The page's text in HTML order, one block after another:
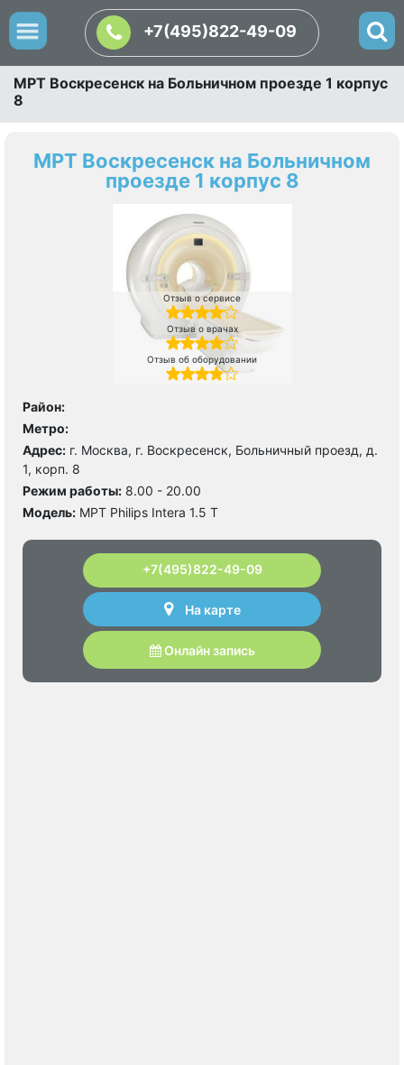
+7(495)822-49-09
МРТ Воскресенск на Больничном проезде 1 корпус
8
МРТ Воскресенск на Больничном
проезде 1 корпус 8
Отзыв о сервисе
Отзыв о врачах
Отзыв об оборудовании
Район:
Метро:
Адрес: г. Москва, г. Воскресенск, Больничный проезд, д.
1, корп. 8
Режим работы: 8.00 - 20.00
Модель: МРТ Philips Intera 1.5 T
+7(495)822-49-09
На карте
Онлайн запись